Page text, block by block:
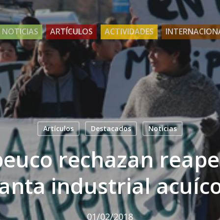
NOTICIAS ARTÍCULOS ACTIVIDADES
Artículos Destacados Noticias
rechazan
industrial
01/02/2018